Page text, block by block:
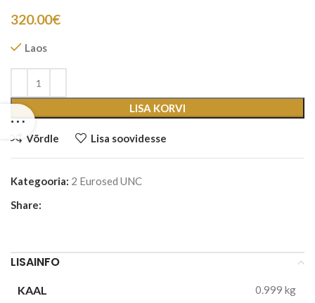
320.00€
Laos
LISA KORVI
Võrdle Lisa soovidesse
Kategooria: 2 Eurosed UNC
Share:
LISAINFO
KAAL 0.999 kg